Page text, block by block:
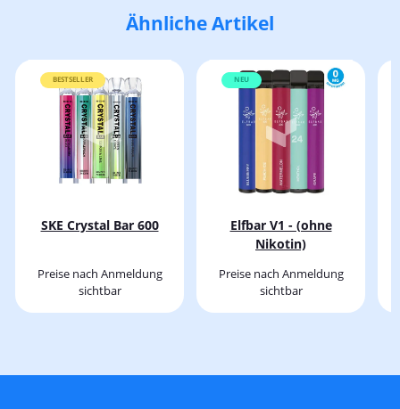
Ähnliche Artikel
BESTSELLER
SKE Crystal Bar 600
Preise nach Anmeldung
sichtbar
NEU
Elfbar V1 - (ohne
Nikotin)
Preise nach Anmeldung
sichtbar